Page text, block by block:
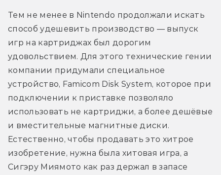
Тем не менее в Nintendo продолжали искать
способ удешевить производство — выпуск
игр на картриджах был дорогим
удовольствием. Для этого технические гении
компании придумали специальное
устройство, Famicom Disk System, которое при
подключении к приставке позволяло
использовать не картриджи, а более дешёвые
и вместительные магнитные диски.
Естественно, чтобы продавать это хитрое
изобретение, нужна была хитовая игра, а
Сигэру Миямото как раз держал в запасе